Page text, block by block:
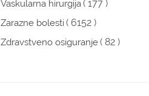
Vaskularna hirurgija( 177 )
Zarazne bolesti( 6152 )
Zdravstveno osiguranje( 82 )